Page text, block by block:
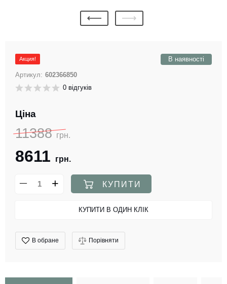
Акция! В наявності
Артикул: 602366850
0 відгуків
Ціна
11388грн.
8611 грн.
КУПИТИ
КУПИТИ В ОДИН КЛІК
В обране Порівняти